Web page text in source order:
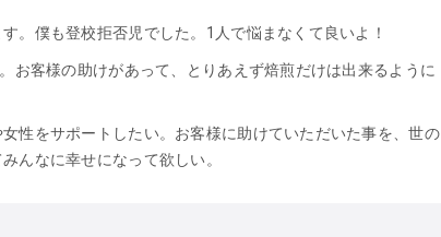
。僕も登校拒否児でした。1人で悩まなくて良いよ！
お客様の助けがあって、とりあえず焙煎だけは出来るように
性をサポートしたい。お客様に助けていただいた事を、世の
んなに幸せになって欲しい。